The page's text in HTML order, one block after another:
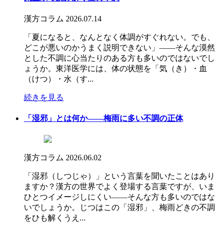
漢方コラム 2026.07.14
「夏になると、なんとなく体調がすぐれない。でも、
どこが悪いのかうまく説明できない」――そんな漠然
とした不調に心当たりのある方も多いのではないでし
ょうか。東洋医学には、体の状態を「気（き）・血
（けつ）・水（す...
続きを見る
「湿邪」とは何か――梅雨に多い不調の正体
漢方コラム 2026.06.02
「湿邪（しつじゃ）」という言葉を聞いたことはあり
ますか？漢方の世界でよく登場する言葉ですが、いま
ひとつイメージしにくい――そんな方も多いのではな
いでしょうか。じつはこの「湿邪」、梅雨どきの不調
をひも解くうえ...